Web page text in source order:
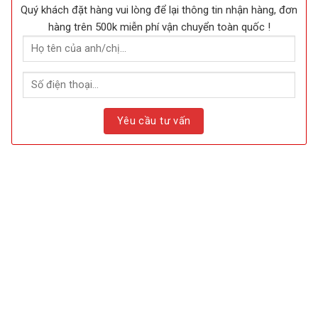
Quý khách đặt hàng vui lòng để lại thông tin nhận hàng, đơn
hàng trên 500k miễn phí vận chuyển toàn quốc !